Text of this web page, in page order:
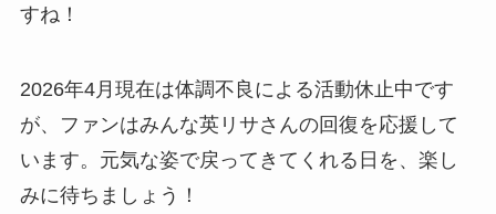
すね！
2026年4月現在は体調不良による活動休止中です
が、ファンはみんな英リサさんの回復を応援して
います。元気な姿で戻ってきてくれる日を、楽し
みに待ちましょう！